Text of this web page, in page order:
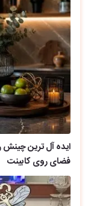
ایده آل ترین چینش
فضای روی کابینت